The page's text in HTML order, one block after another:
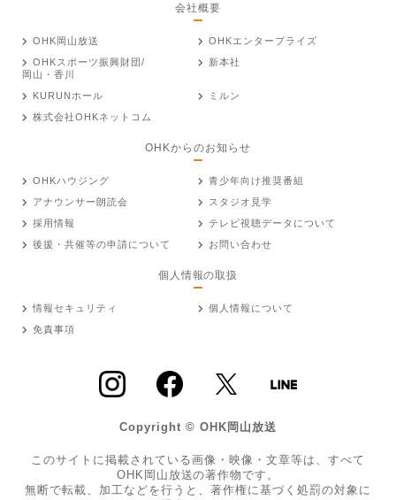
会社概要
OHK岡山放送
OHKエンタープライズ
OHKスポーツ振興財団/
岡山・香川
新本社
KURUNホール
ミルン
株式会社OHKネットコム
OHKからのお知らせ
OHKハウジング
青少年向け推奨番組
アナウンサー朗読会
スタジオ見学
採用情報
テレビ視聴データについて
後援・共催等の申請について
お問い合わせ
個人情報の取扱
情報セキュリティ
個人情報について
免責事項
Copyright © OHK岡山放送
このサイトに掲載されている画像・映像・文章等は、すべて
OHK岡山放送の著作物です。
無断で転載、加工などを行うと、著作権に基づく処罰の対象に